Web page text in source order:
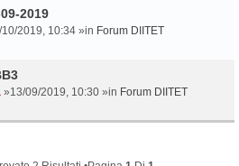
2019
2019, 10:34 »in Forum DIITET
»13/09/2019, 10:30 »in Forum DIITET